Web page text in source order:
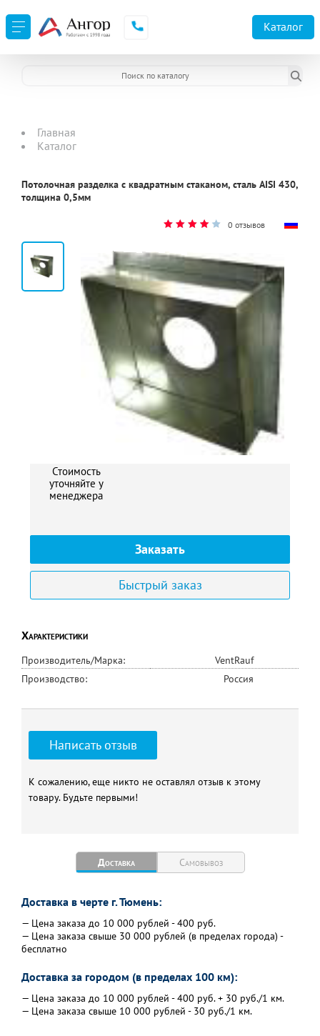
Каталог
Главная
Каталог
Потолочная разделка с квадратным стаканом, сталь AISI 430,
толщина 0,5мм
0 отзывов
Стоимость
уточняйте у
менеджера
Заказать
Быстрый заказ
Характеристики
Производитель/Марка:
VentRauf
Производство:
Россия
Написать отзыв
К сожалению, еще никто не оставлял отзыв к этому
товару. Будьте первыми!
Доставка Самовывоз
Доставка в черте г. Тюмень:
— Цена заказа до 10 000 рублей - 400 руб.
— Цена заказа свыше 30 000 рублей (в пределах города) -
бесплатно
Доставка за городом (в пределах 100 км):
— Цена заказа до 10 000 рублей - 400 руб. + 30 руб./1 км.
— Цена заказа свыше 10 000 рублей - 30 руб./1 км.